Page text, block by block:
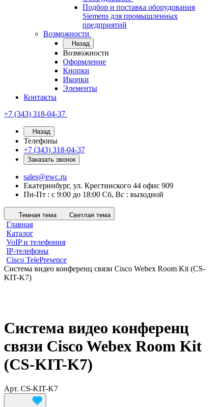
Подбор и поставка оборудования
Siemens для промышленных
предприятий
Возможности
Назад
Возможности
Оформление
Кнопки
Иконки
Элементы
Контакты
+7 (343) 318-04-37
Назад
Телефоны
+7 (343) 318-04-37
Заказать звонок
sales@ewc.ru
Екатеринбург, ул. Крестинского 44 офис 909
Пн-Пт : с 9:00 до 18:00 Сб, Вс : выходной
Темная тема Светлая тема
Главная
Каталог
VoIP и телефония
IP-телефоны
Cisco TelePresence
Система видео конференц связи Cisco Webex Room Kit (CS-
KIT-K7)
Система видео конференц
связи Cisco Webex Room Kit
(CS-KIT-K7)
Арт. CS-KIT-K7